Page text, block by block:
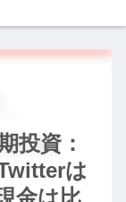
投資：
は
金は比